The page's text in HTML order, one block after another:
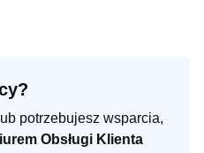
potrzebujesz wsparcia,
Obsługi Klienta